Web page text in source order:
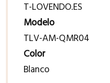
T-LOVENDO.ES
Modelo
TLV-AM-QMR04
Color
Blanco